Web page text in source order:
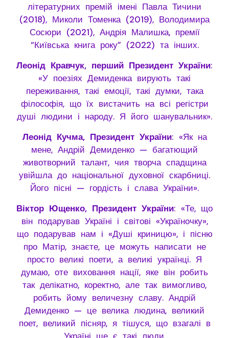
літературних премій імені Павла Тичини
(2018), Миколи Томенка (2019), Володимира
Сосюри (2021), Андрія Малишка, премії
“Київська книга року” (2022) та інших.
Леонід Кравчук, перший Президент України:
«У поезіях Демиденка вирують такі
переживання, такі емоції, такі думки, така
філософія, що їх вистачить на всі регістри
душі людини і народу. Я його шанувальник».
Леонід Кучма, Президент України: «Як на
мене, Андрій Демиденко — багатющий
животворний талант, чия творча спадщина
увійшла до національної духовної скарбниці.
Його пісні — гордість і слава України».
Віктор Ющенко, Президент України: «Те, що
він подарував Україні і світові «Україночку»,
що подарував нам і «Душі криницю», і пісню
про Матір, знаєте, це можуть написати не
просто великі поети, а великі українці. Я
думаю, оте виховання нації, яке він робить
так делікатно, коректно, але так вимогливо,
робить йому величезну славу. Андрій
Демиденко — це велика людина, великий
поет, великий пісняр, я тішуся, що взагалі в